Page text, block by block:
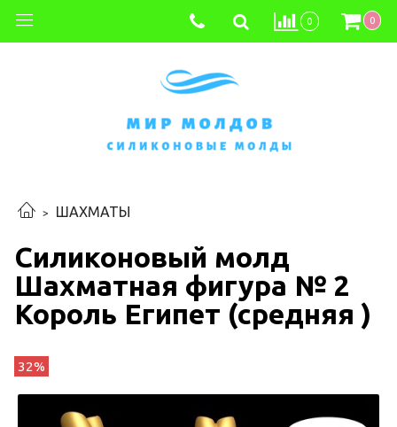
0 0
ШАХМАТЫ
Силиконовый молд
Шахматная фигура № 2
Король Египет (средняя )
32%